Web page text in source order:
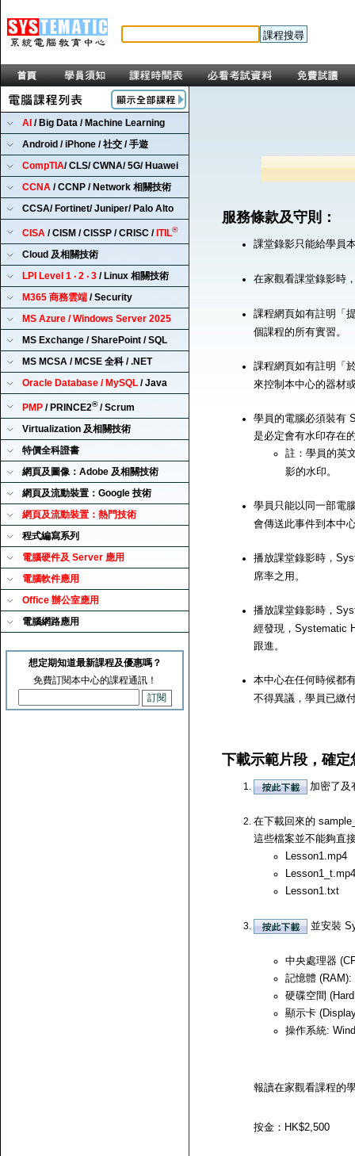
AI / Big Data / Machine Learning
Android / iPhone / 社交 / 手遊
CompTIA/ CLS/ CWNA/ 5G/ Huawei
CCNA / CCNP / Network 相關技術
CCSA/ Fortinet/ Juniper/ Palo Alto
CISA / CISM / CISSP / CRISC / ITIL®
Cloud 及相關技術
LPI Level 1 ‧ 2 ‧ 3 / Linux 相關技術
M365 商務雲端 / Security
MS Azure / Windows Server 2025
MS Exchange / SharePoint / SQL
MS MCSA / MCSE 全科 / .NET
Oracle Database / MySQL / Java
PMP / PRINCE2®/ Scrum
Virtualization 及相關技術
特價全科證書
網頁及圖像：Adobe 及相關技術
網頁及流動裝置：Google 技術
網頁及流動裝置：熱門技術
程式編寫系列
電腦硬件及 Server 應用
電腦軟件應用
Office 辦公室應用
電腦網路應用
想定期知道最新課程及優惠嗎？
免費訂閱本中心的課程通訊！
服務條款及守則：
課堂錄影只能給學員
在家觀看課堂錄影時
課程網頁如有註明「
個課程的所有實習。
課程網頁如有註明「
來控制本中心的器材
學員的電腦必須裝有
是必定會有水印存在
註：學員的英
影的水印。
學員只能以同一部電
會傳送此事件到本中
播放課堂錄影時，
席率之用。
播放課堂錄影時，
經發現，Systematic
跟進。
本中心在任何時候都
不得異議，學員已繳
下載示範片段，確
加密了及
在下載回來的
這些檔案並不能夠直
Lesson1.mp4
Lesson1_t.mp4
Lesson1.txt
並安裝
中央處理器
記憶體
硬碟空間
顯示卡
操作系統:
報讀在家觀看課程的
按金：HK$2,500